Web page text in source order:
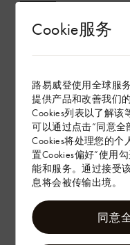
Cookie服务
路易威登使用全球服
提供产品和改善我们
Cookies列表以了解该
可以通过点击“同意全
Cookies将处理您的个
置Cookies偏好”使用
能和服务。通过接受
息将会被传输出境。
同意
产品养护
配送 & 退货
赠礼